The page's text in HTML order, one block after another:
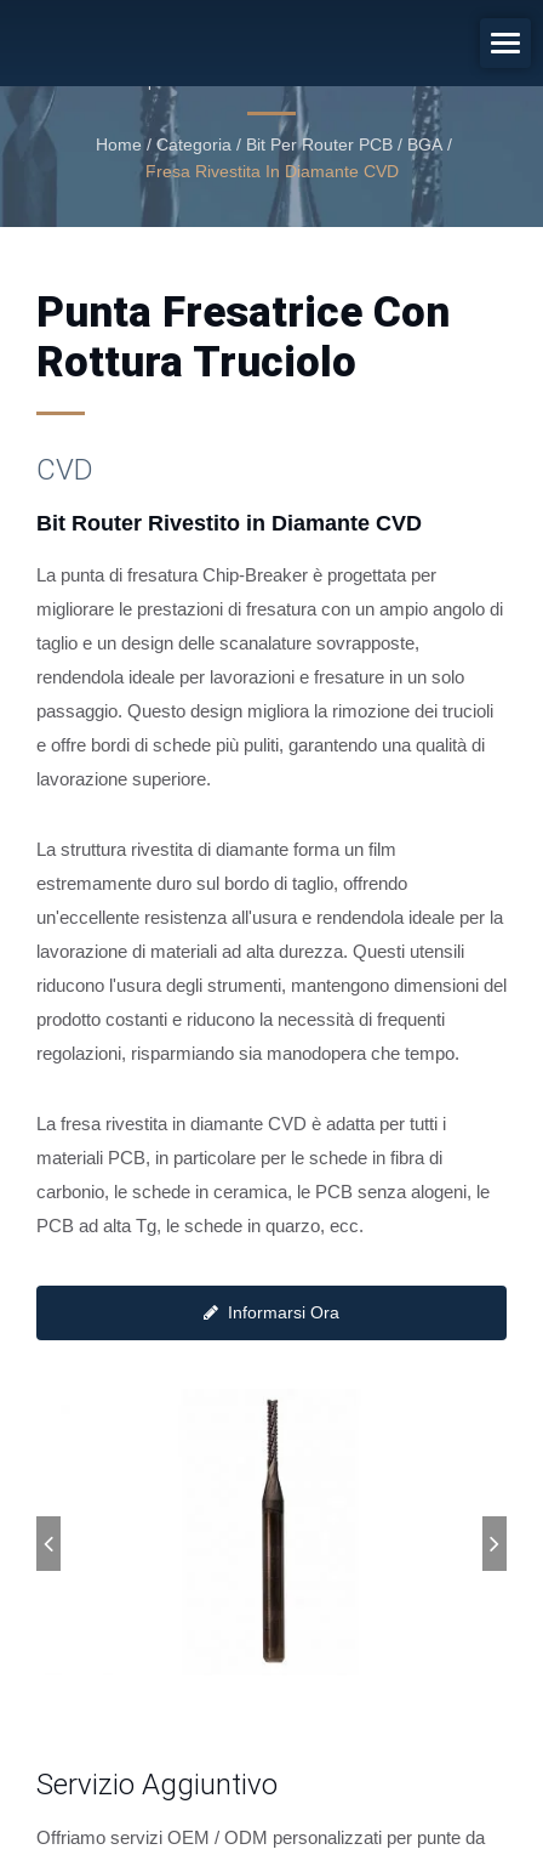
CVD
Home / Categoria / Bit Per Router PCB / BGA /
Fresa Rivestita In Diamante CVD
Punta Fresatrice Con
Rottura Truciolo
CVD
Bit Router Rivestito in Diamante CVD
La punta di fresatura Chip-Breaker è progettata per
migliorare le prestazioni di fresatura con un ampio angolo di
taglio e un design delle scanalature sovrapposte,
rendendola ideale per lavorazioni e fresature in un solo
passaggio. Questo design migliora la rimozione dei trucioli
e offre bordi di schede più puliti, garantendo una qualità di
lavorazione superiore.
La struttura rivestita di diamante forma un film
estremamente duro sul bordo di taglio, offrendo
un'eccellente resistenza all'usura e rendendola ideale per la
lavorazione di materiali ad alta durezza. Questi utensili
riducono l'usura degli strumenti, mantengono dimensioni del
prodotto costanti e riducono la necessità di frequenti
regolazioni, risparmiando sia manodopera che tempo.
La fresa rivestita in diamante CVD è adatta per tutti i
materiali PCB, in particolare per le schede in fibra di
carbonio, le schede in ceramica, le PCB senza alogeni, le
PCB ad alta Tg, le schede in quarzo, ecc.
Informarsi Ora
Servizio Aggiuntivo
Offriamo servizi OEM / ODM personalizzati per punte da